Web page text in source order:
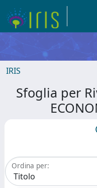
IRIS
Sfoglia per
Ordina per: